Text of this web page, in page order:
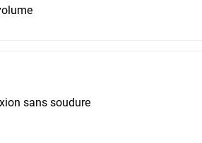
sans soudure